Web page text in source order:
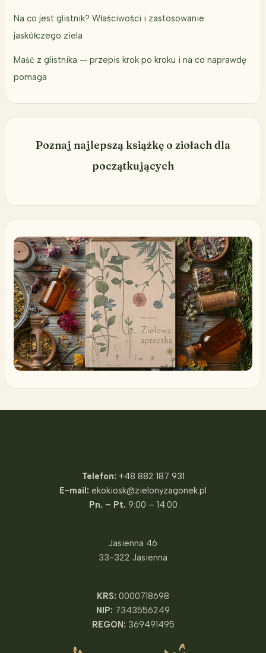
Na co jest glistnik? Właściwości i zastosowanie
jaskółczego ziela
Maść z glistnika — przepis krok po kroku i na co naprawdę
pomaga
Poznaj najlepszą książkę o ziołach dla
początkujących
Telefon: +48 882 187 931
E-mail: ekokiosk@zielonyzagonek.pl
Pn. – Pt. 9:00 – 14:00
Jasienna 46
33-322 Jasienna
KRS: 0000718698
NIP: 7343556249
REGON: 369491495